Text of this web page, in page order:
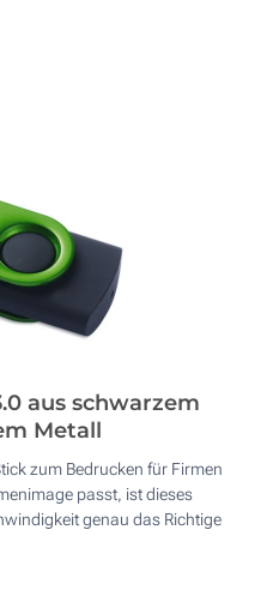
aus schwarzem
Metall
zum Bedrucken für Firmen
passt, ist dieses
genau das Richtige